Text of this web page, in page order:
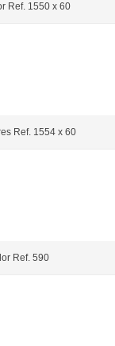
Ref. 1550 x 60
Ref. 1554 x 60
Ref. 590